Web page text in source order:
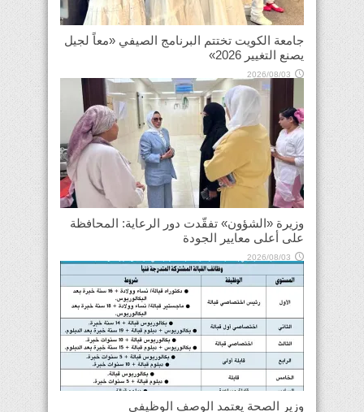
جامعة الكويت تختتم البرنامج الصيفي «معاً لجيل
يصنع التغيير 2026»
2026/08/03
وزيرة «الشؤون» تفقّدت دور الرعاية: المحافظة
على أعلى معايير الجودة
2026/08/03
وزير الصحة يعتمد الوصف الوظيفي